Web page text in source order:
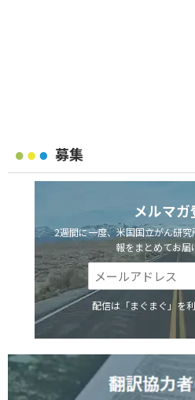
募集
メルマガ
2週間に一度、米国国立がん研
報をまとめてお届
配信は「まぐまぐ」を利